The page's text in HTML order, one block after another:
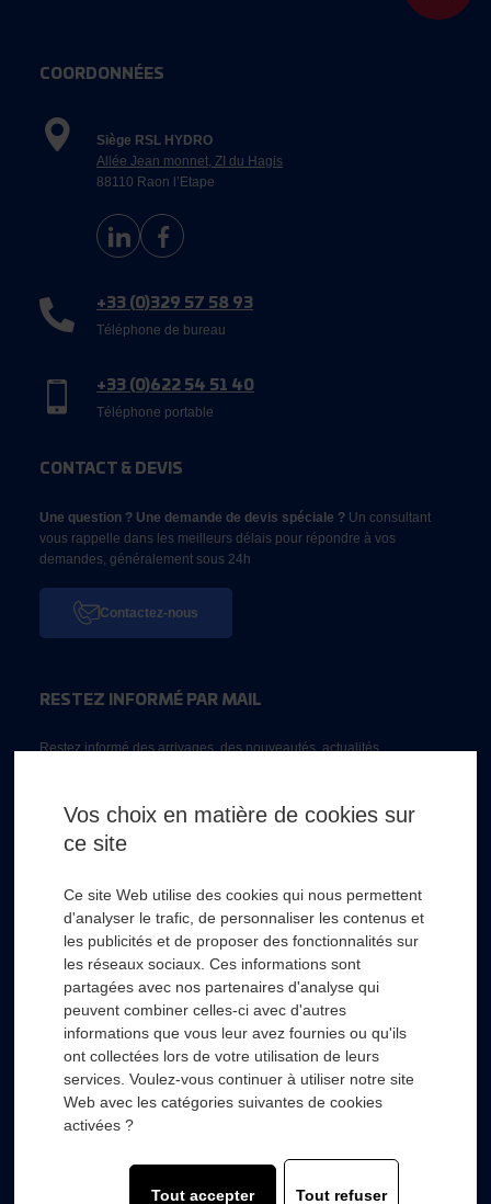
COORDONNÉES
Siège RSL HYDRO
Allée Jean monnet, ZI du Hagis
88110 Raon l’Etape
+33 (0)329 57 58 93
Téléphone de bureau
+33 (0)622 54 51 40
Téléphone portable
CONTACT & DEVIS
Une question ? Une demande de devis spéciale ? Un consultant
vous rappelle dans les meilleurs délais pour répondre à vos
demandes, généralement sous 24h
Contactez-nous
RESTEZ INFORMÉ PAR MAIL
Restez informé des arrivages, des nouveautés, actualités...
RSL HYDRO +
FOURNISSEURS +
SECTEURS D’ACTIVITÉS
Vos choix en matière de cookies sur
ce site
Ce site Web utilise des cookies qui nous permettent
d'analyser le trafic, de personnaliser les contenus et
les publicités et de proposer des fonctionnalités sur
les réseaux sociaux. Ces informations sont
partagées avec nos partenaires d'analyse qui
peuvent combiner celles-ci avec d'autres
informations que vous leur avez fournies ou qu'ils
ont collectées lors de votre utilisation de leurs
services. Voulez-vous continuer à utiliser notre site
Web avec les catégories suivantes de cookies
activées ?
Tout accepter Tout refuser